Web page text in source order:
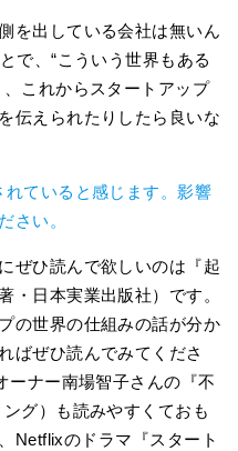
を出している会社は無いん
で、“こういう世界もある
これからスタートアップ
伝えられたりしたら良いな
ていると感じます。影響
さい。
ぜひ読んで欲しいのは『起
・日本実業出版社）です。
の世界の仕組みの話が分か
ばぜひ読んでみてくださ
ーナー南場智子さんの『不
グ）も読みやすくておも
Netflixのドラマ『スタート